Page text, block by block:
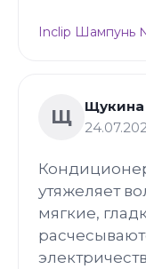
Inclip Шампунь
Щ
Щукина
утяжеляет
мягкие,